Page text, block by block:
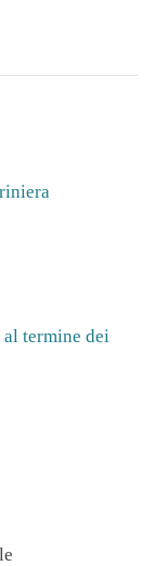
al termine dei